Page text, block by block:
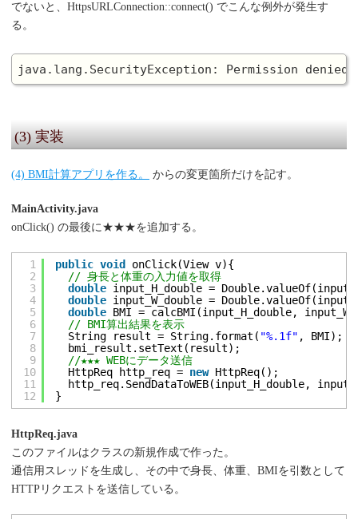
でないと、HttpsURLConnection::connect() でこんな例外が発生す
る。
(3) 実装
(4) BMI計算アプリを作る。 からの変更箇所だけを記す。
MainActivity.java
onClick() の最後に★★★を追加する。
1
2
3
4
5
6
7
8
9
10
11
12
public void
onClick(View v){
// 身長と体重の入力値を取得
double input_H_double =
double input_W_double =
double BMI = calcBMI(input_H_double,
// BMI算出結果を表示
String result = String.format( "%.1f" , BMI);
bmi_result.setText(result);
//★★★ WEBにデータ送信
HttpReq http_req = new HttpReq();
http_req.SendDataToWEB(input_H_double,
}
HttpReq.java
このファイルはクラスの新規作成で作った。
通信用スレッドを生成し、その中で身長、体重、BMIを引数として
HTTPリクエストを送信している。